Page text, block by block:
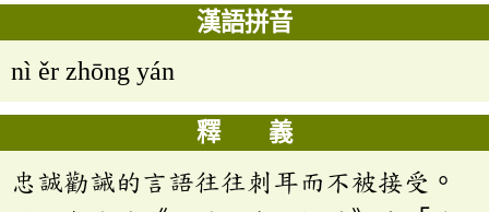
漢語拼音
nì ěr zhōng yán
釋 義
忠誠勸誡的言語往往刺耳而不被接受。